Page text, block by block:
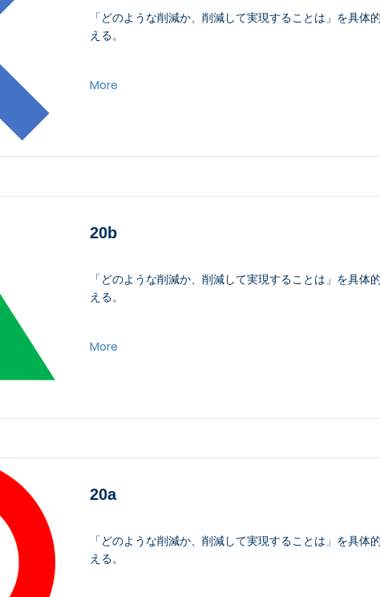
「どのような削減か、削減して実現することは」を具体
える。
More
20b
「どのような削減か、削減して実現することは」を具体
える。
More
20a
「どのような削減か、削減して実現することは」を具体
える。